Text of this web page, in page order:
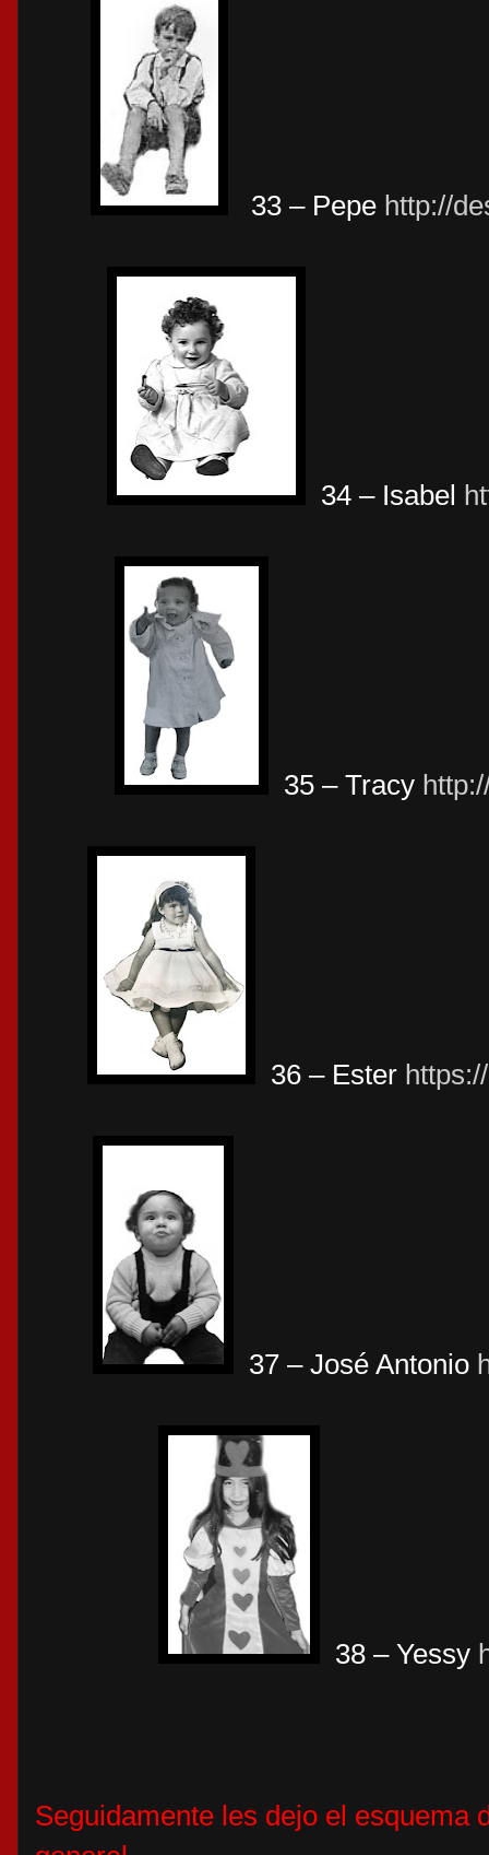
33 – Pepe http://
34 – Isabel
35 – Tracy
36 – Ester
37 – José Antonio
38 – Yessy
Seguidamente les dejo el esquema